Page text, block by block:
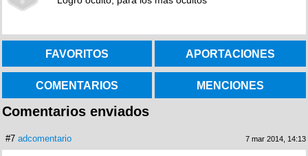
FAVORITOS APORTACIONES
COMENTARIOS MENCIONES
Comentarios enviados
#7 adcomentario 7 mar 2014, 14:13